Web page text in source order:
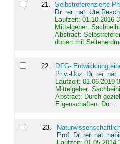
21.
Selbstreferenzierte
Dr. rer. nat. Ute
Laufzeit: 01.10.2016-
Mittelgeber:
Abstract:
dotiert mit
22
DFG- Entwicklung
Priv.-Doz. Dr. rer.
Laufzeit: 01.06.2019-
Mittelgeber:
Abstract: Durch
Eigenschaften. Du ...
23.
Prof. Dr. rer. nat.